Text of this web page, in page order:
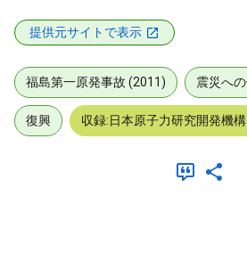
提供元サイトで表示
福島第一原発事故 (2011) 震災への
復興 収録:日本原子力研究開発機